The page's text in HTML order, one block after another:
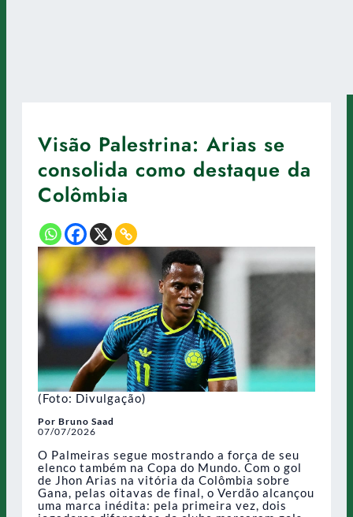
Visão Palestrina: Arias se
consolida como destaque da
Colômbia
(Foto: Divulgação)
Por Bruno Saad
07/07/2026
O Palmeiras segue mostrando a força de seu
elenco também na Copa do Mundo. Com o gol
de Jhon Arias na vitória da Colômbia sobre
Gana, pelas oitavas de final, o Verdão alcançou
uma marca inédita: pela primeira vez, dois